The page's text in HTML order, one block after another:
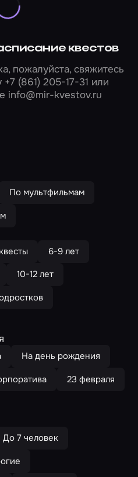
квестов
пожалуйста, свяжитесь
+7 (861) 205-17-31 или
info@mir-kvestov.ru
По мультфильмам
6-9 лет
10-12 лет
На день рождения
23 февраля
До 7 человек